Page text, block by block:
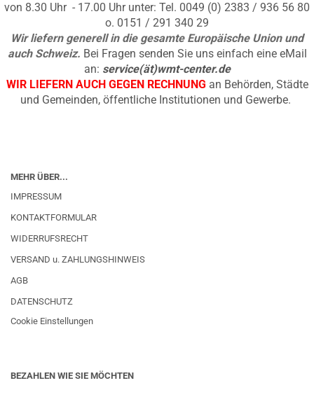
von 8.30 Uhr - 17.00 Uhr unter: Tel. 0049 (0) 2383 / 936 56 80
o. 0151 / 291 340 29
Wir liefern generell in die gesamte Europäische Union und
auch Schweiz. Bei Fragen senden Sie uns einfach eine eMail
an: service(ät)wmt-center.de
WIR LIEFERN AUCH GEGEN RECHNUNG an Behörden, Städte
und Gemeinden, öffentliche Institutionen und Gewerbe.
MEHR ÜBER...
IMPRESSUM
KONTAKTFORMULAR
WIDERRUFSRECHT
VERSAND u. ZAHLUNGSHINWEIS
AGB
DATENSCHUTZ
Cookie Einstellungen
BEZAHLEN WIE SIE MÖCHTEN